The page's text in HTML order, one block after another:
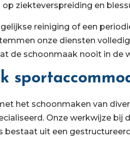
ziekteverspreiding en
reiniging of een
onze diensten
de schoonmaak nooit in de
het schoonmaken van
Onze werkwijze bij
uit een